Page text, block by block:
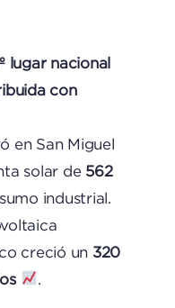
lugar nacional
con
en San Miguel
solar de 562
industrial.
creció un 320